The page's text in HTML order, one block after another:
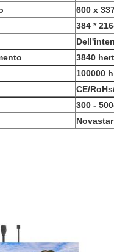
600 x
384 *
3840
100000 h
CE/
300 -
Novastar